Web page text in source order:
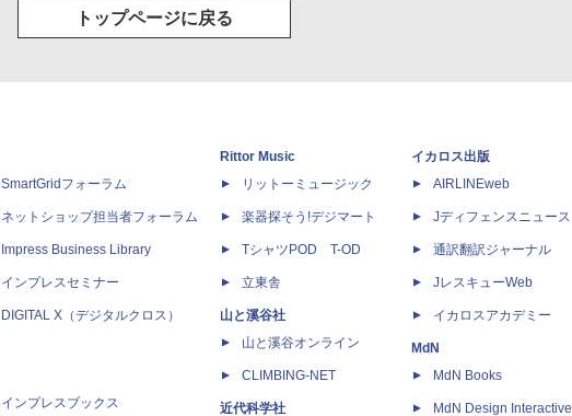
トップページに戻る
SmartGridフォーラム
ネットショップ担当者フォーラム
Impress Business Library
インプレスセミナー
DIGITAL X（デジタルクロス）
インプレスブックス
Rittor Music
リットーミュージック
楽器探そう!デジマート
TシャツPOD T-OD
立東舎
山と溪谷社
山と溪谷オンライン
CLIMBING-NET
近代科学社
イカロス出版
AIRLINEweb
Jディフェンスニュース
通訳翻訳ジャーナル
JレスキューWeb
イカロスアカデミー
MdN
MdN Books
MdN Design Interactive